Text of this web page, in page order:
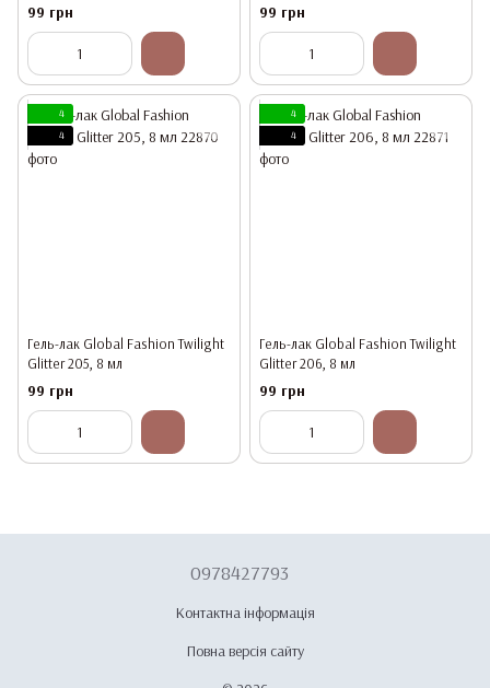
99 грн 99 грн
4
4
Гель-лак Global Fashion Twilight
Glitter 205, 8 мл
99 грн
4
4
Гель-лак Global Fashion Twilight
Glitter 206, 8 мл
99 грн
0978427793
Контактна інформація
Повна версія сайту